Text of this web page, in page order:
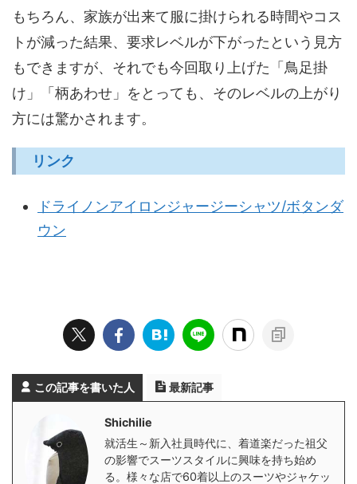
もちろん、家族が出来て服に掛けられる時間やコス
トが減った結果、要求レベルが下がったという見方
もできますが、それでも今回取り上げた「鳥足掛
け」「柄あわせ」をとっても、そのレベルの上がり
方には驚かされます。
リンク
ドライノンアイロンジャージーシャツ/ボタンダ
ウン
この記事を書いた人 最新記事
Shichilie
就活生～新入社員時代に、着道楽だった祖父
の影響でスーツスタイルに興味を持ち始め
る。様々な店で60着以上のスーツやジャケッ